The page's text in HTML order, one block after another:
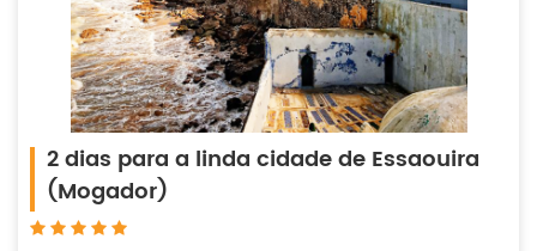
2 dias para a linda cidade de Essaouira
(Mogador)